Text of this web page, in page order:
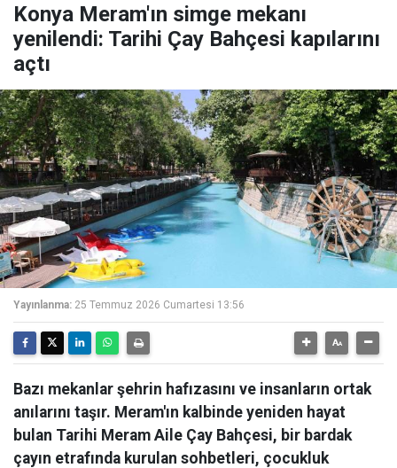
Konya Meram'ın simge mekanı
yenilendi: Tarihi Çay Bahçesi kapılarını
açtı
Yayınlanma: 25 Temmuz 2026 Cumartesi 13:56
Bazı mekanlar şehrin hafızasını ve insanların ortak
anılarını taşır. Meram'ın kalbinde yeniden hayat
bulan Tarihi Meram Aile Çay Bahçesi, bir bardak
çayın etrafında kurulan sohbetleri, çocukluk